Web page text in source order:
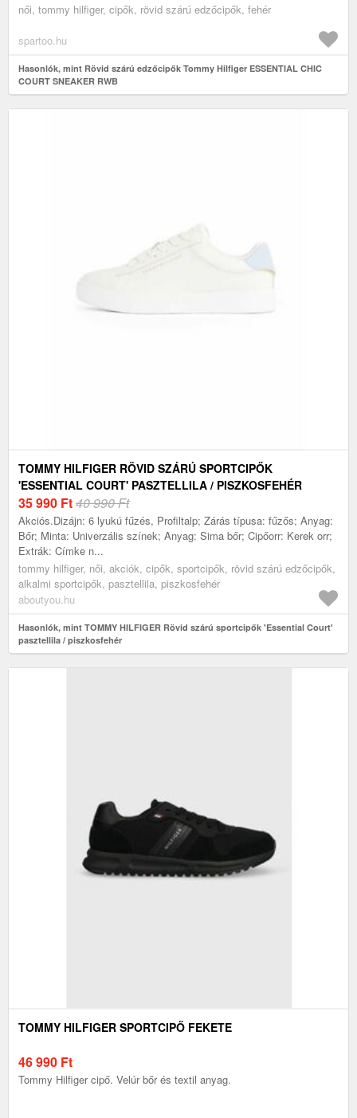
női, tommy hilfiger, cipők, rövid szárú edzőcipők, fehér
spartoo.hu
Hasonlók, mint Rövid szárú edzőcipők Tommy Hilfiger ESSENTIAL CHIC
COURT SNEAKER RWB
TOMMY HILFIGER RÖVID SZÁRÚ SPORTCIPŐK
'ESSENTIAL COURT' PASZTELLILA / PISZKOSFEHÉR
35 990 Ft40 990 Ft
Akciós.Dizájn: 6 lyukú fűzés, Profiltalp; Zárás típusa: fűzős; Anyag:
Bőr; Minta: Univerzális színek; Anyag: Sima bőr; Cipőorr: Kerek orr;
Extrák: Címke n...
tommy hilfiger, női, akciók, cipők, sportcipők, rövid szárú edzőcipők,
alkalmi sportcipők, pasztellila, piszkosfehér
aboutyou.hu
Hasonlók, mint TOMMY HILFIGER Rövid szárú sportcipők 'Essential Court'
pasztellila / piszkosfehér
TOMMY HILFIGER SPORTCIPŐ FEKETE
46 990 Ft
Tommy Hilfiger cipő. Velúr bőr és textil anyag.